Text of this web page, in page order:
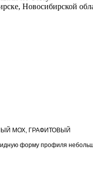
Новосибирской
МОХ, ГРАФИТОВЫЙ
форму профиля